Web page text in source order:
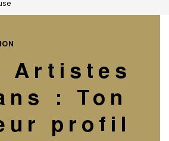
Artistes
: Ton
profil